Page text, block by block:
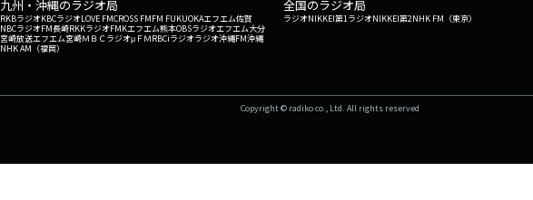
九州・沖縄のラジオ局
RKBラジオKBCラジオLOVE FMCROSS FMFM FUKUOKAエフエム佐賀
NBCラジオFM長崎RKKラジオFMKエフエム熊本OBSラジオエフエム大分
宮崎放送エフエム宮崎ＭＢＣラジオμＦＭRBCiラジオラジオ沖縄FM沖縄
NHK AM（福岡）
全国のラジオ局
ラジオNIKKEI第1ラジオNIKKEI第2NHK FM（東京）
Copyright © radiko co., Ltd. All rights reserved